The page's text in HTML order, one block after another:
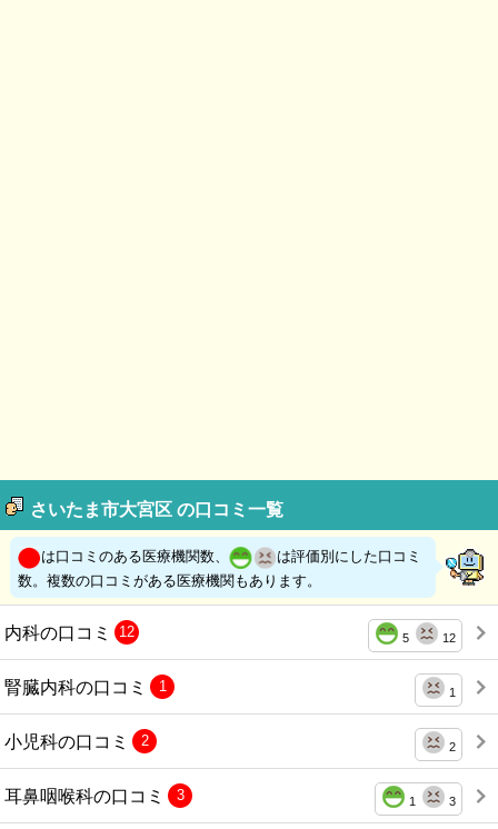
さいたま市大宮区 の口コミ一覧
は口コミのある医療機関数、
は評価別にした口コミ
数。複数の口コミがある医療機関もあります。
内科の口コミ 5 12
12
腎臓内科の口コミ 1
1
小児科の口コミ 2
2
耳鼻咽喉科の口コミ 1 3
3